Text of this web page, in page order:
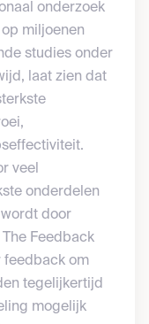
onderzoek
miljoenen
studies onder
laat zien dat
veel
onderdelen
door
Feedback
feedback om
tegelijkertijd
mogelijk